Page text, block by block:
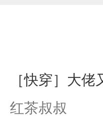
［快穿］大
红茶叔叔